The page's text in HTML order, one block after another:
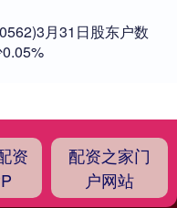
月31日股东户数
资
配资之家门
户网站